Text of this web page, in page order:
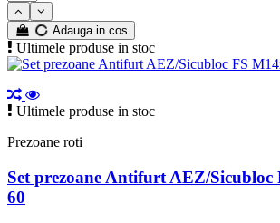
Adauga in cos
Ultimele produse in stoc
Ultimele produse in stoc
Prezoane roti
Set prezoane Antifurt AEZ/Sicubloc
60